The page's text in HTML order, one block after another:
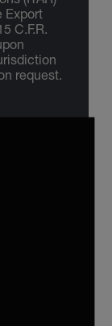
Export
C.F.R.
request.